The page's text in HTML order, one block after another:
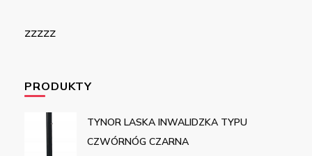
zzzzz
PRODUKTY
TYNOR LASKA INWALIDZKA TYPU
CZWÓRNÓG CZARNA